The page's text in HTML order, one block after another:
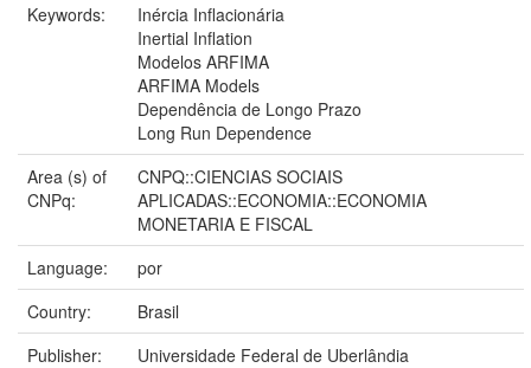
Keywords:
Inércia Inflacionária
Inertial Inflation
Modelos ARFIMA
ARFIMA Models
Dependência de Longo Prazo
Long Run Dependence
Area (s) of
CNPq:
CNPQ::CIENCIAS SOCIAIS
APLICADAS::ECONOMIA::ECONOMIA
MONETARIA E FISCAL
Language:
por
Country:
Brasil
Publisher:
Universidade Federal de Uberlândia